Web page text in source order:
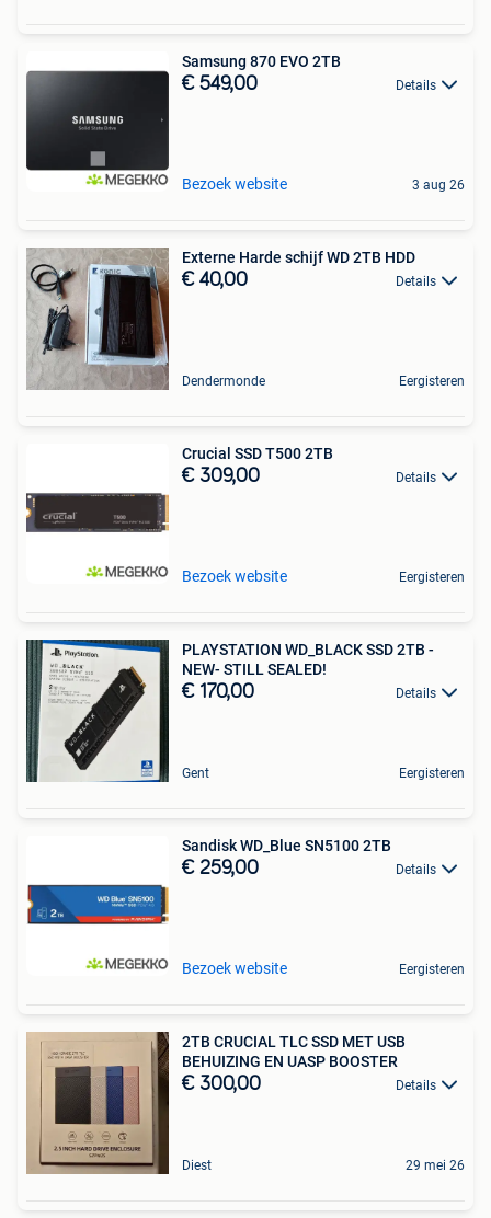
Samsung 870 EVO 2TB
€ 549,00 Details
Bezoek website 3 aug 26
Externe Harde schijf WD 2TB HDD
€ 40,00 Details
Dendermonde Eergisteren
Crucial SSD T500 2TB
€ 309,00 Details
Bezoek website Eergisteren
PLAYSTATION WD_BLACK SSD 2TB -
NEW- STILL SEALED!
€ 170,00 Details
Gent Eergisteren
Sandisk WD_Blue SN5100 2TB
€ 259,00 Details
Bezoek website Eergisteren
2TB CRUCIAL TLC SSD MET USB
BEHUIZING EN UASP BOOSTER
€ 300,00 Details
Diest 29 mei 26